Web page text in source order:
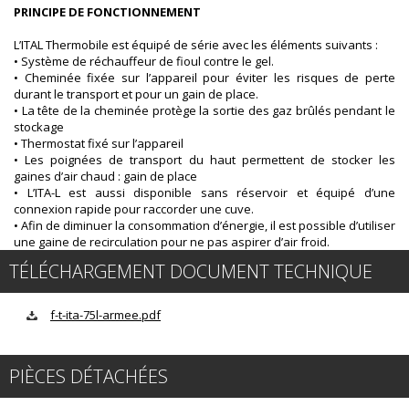
PRINCIPE DE FONCTIONNEMENT
L’ITAL Thermobile est équipé de série avec les éléments suivants :
• Système de réchauffeur de fioul contre le gel.
• Cheminée fixée sur l’appareil pour éviter les risques de perte
durant le transport et pour un gain de place.
• La tête de la cheminée protège la sortie des gaz brûlés pendant le
stockage
• Thermostat fixé sur l’appareil
• Les poignées de transport du haut permettent de stocker les
gaines d’air chaud : gain de place
• L’ITA-L est aussi disponible sans réservoir et équipé d’une
connexion rapide pour raccorder une cuve.
• Afin de diminuer la consommation d’énergie, il est possible d’utiliser
une gaine de recirculation pour ne pas aspirer d’air froid.
TÉLÉCHARGEMENT DOCUMENT TECHNIQUE
f-t-ita-75l-armee.pdf
PIÈCES DÉTACHÉES